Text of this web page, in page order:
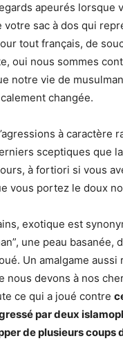
apeurés lorsque
votre sac à dos qui
tout français, de
oui nous sommes
notre vie de
changée.
à caractère
sceptiques que
à fortiori si vous
vous portez le doux
exotique est
une peau basanée,
Un amalgame aussi
nous devons à nos
ce qui a joué contre
par deux
de plusieurs coups